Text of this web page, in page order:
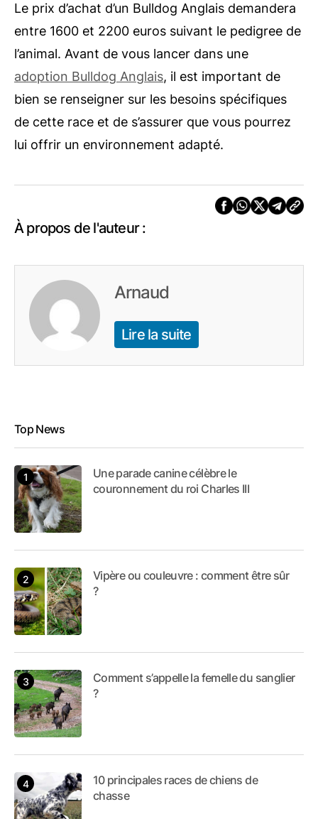
Le prix d’achat d’un Bulldog Anglais demandera
entre 1600 et 2200 euros suivant le pedigree de
l’animal. Avant de vous lancer dans une
adoption Bulldog Anglais, il est important de
bien se renseigner sur les besoins spécifiques
de cette race et de s’assurer que vous pourrez
lui offrir un environnement adapté.
À propos de l'auteur :
Arnaud
Lire la suite
Top News
Une parade canine célèbre le
couronnement du roi Charles III
Vipère ou couleuvre : comment être sûr
?
Comment s’appelle la femelle du sanglier
?
10 principales races de chiens de
chasse